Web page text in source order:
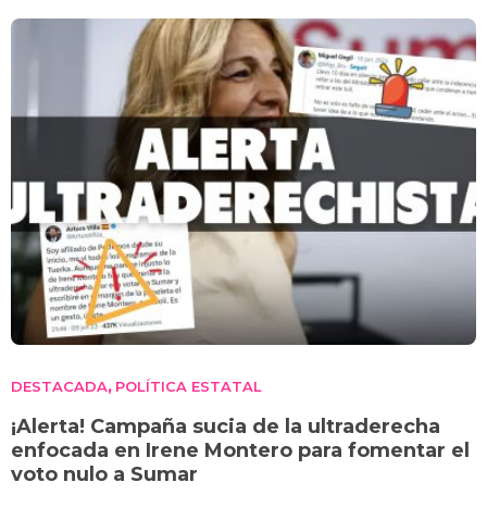
DESTACADA, POLÍTICA ESTATAL
¡Alerta! Campaña sucia de la ultraderecha
enfocada en Irene Montero para fomentar el
voto nulo a Sumar